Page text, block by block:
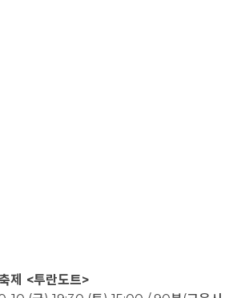
제 <투란도트>